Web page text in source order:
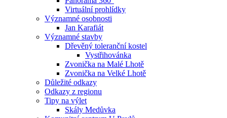
Virtuální prohlídky
Významné osobnosti
Jan Karafiát
Významné stavby
Dřevěný toleranční kostel
Vystřihovánka
Zvonička na Malé Lhotě
Zvonička na Velké Lhotě
Důležité odkazy
Odkazy z regionu
Tipy na výlet
Skály Medůvka